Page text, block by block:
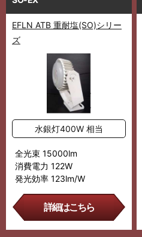
EFLN ATB 重耐塩(SO)シリー
ズ
水銀灯400W 相当
全光束 15000lm
消費電力 122W
発光効率 123lm/W
詳細はこちら